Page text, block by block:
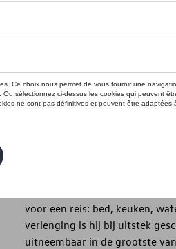
Dit product is momenteel niet op
Introductie
- Mobiele keuken "BusBox"
bagageruimte te plaatsen en
voor een reis: bed, keuken,
verlenging is hij bij uitstek
uitneembaar in de grootste